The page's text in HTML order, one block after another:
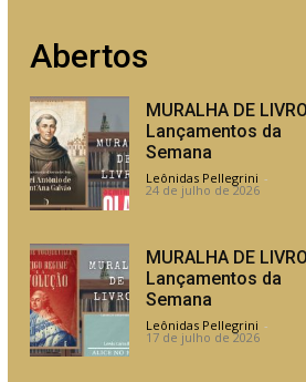
Abertos
MURALHA DE
Lançamentos da
Semana
Leônidas Pellegrini -
24 de julho de 2026
MURALHA DE
Lançamentos da
Semana
Leônidas Pellegrini -
17 de julho de 2026